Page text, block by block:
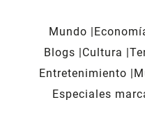
Mundo
Blogs
Cultura
Entretenimiento
Especiales